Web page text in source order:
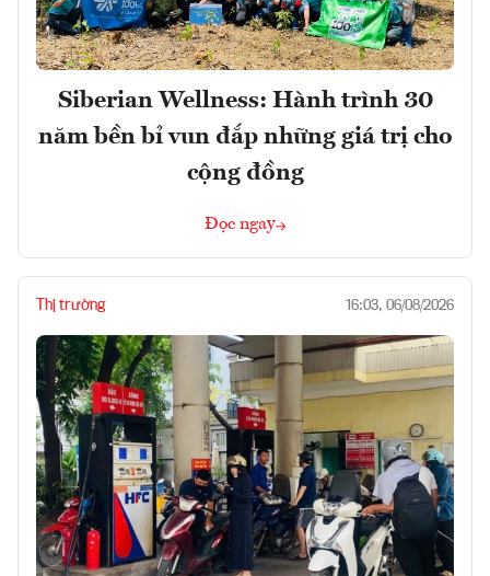
Siberian Wellness: Hành trình 30
năm bền bỉ vun đắp những giá trị cho
cộng đồng
Đọc ngay
Thị trường 16:03, 06/08/2026